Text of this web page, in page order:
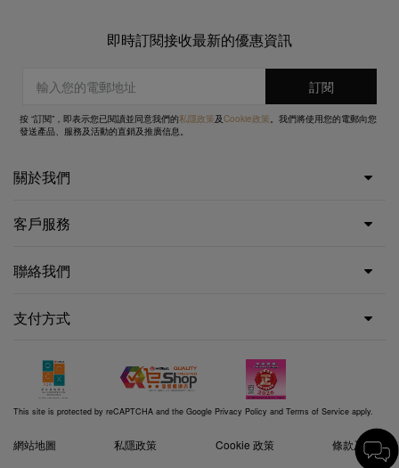
即時訂閱接收最新的優惠資訊
按 “訂閱”，即表示您已閱讀並同意我們的私隱政策及Cookie政策。我們將使用您的電郵向您
發送產品、服務及活動的直銷及推廣信息。
關於我們
客戶服務
聯絡我們
支付方式
This site is protected by reCAPTCHA and the Google Privacy Policy and Terms of Service apply.
網站地圖 私隱政策 Cookie 政策 條款及細則